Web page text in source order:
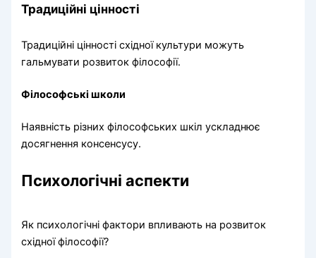
Традиційні цінності
Традиційні цінності східної культури можуть
гальмувати розвиток філософії.
Філософські школи
Наявність різних філософських шкіл ускладнює
досягнення консенсусу.
Психологічні аспекти
Як психологічні фактори впливають на розвиток
східної філософії?